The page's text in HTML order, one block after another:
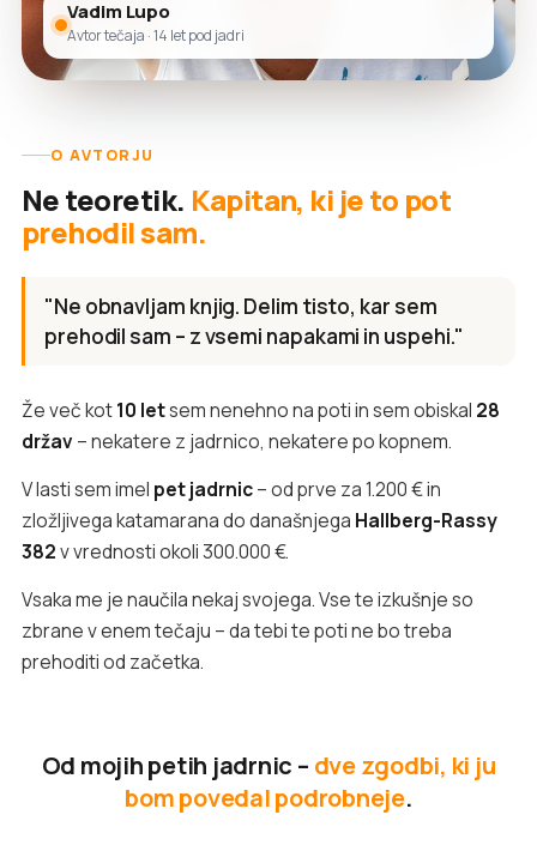
Vadim Lupo
Avtor tečaja · 14 let pod jadri
O AVTORJU
Ne teoretik. Kapitan, ki je to pot
prehodil sam.
"Ne obnavljam knjig. Delim tisto, kar sem
prehodil sam – z vsemi napakami in uspehi."
Že več kot10 letsem nenehno na poti in sem obiskal 28
držav– nekatere z jadrnico, nekatere po kopnem.
V lasti sem imel pet jadrnic– od prve za 1.200 € in
zložljivega katamarana do današnjega Hallberg-Rassy
382v vrednosti okoli 300.000 €.
Vsaka me je naučila nekaj svojega. Vse te izkušnje so
zbrane v enem tečaju – da tebi te poti ne bo treba
prehoditi od začetka.
Od mojih petih jadrnic – dve zgodbi, ki ju
bom povedal podrobneje.